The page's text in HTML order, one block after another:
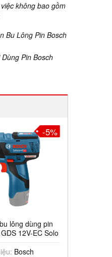
không bao gồm
Bu Lông Pin Bosch
Dùng Pin Bosch
dùng pin
EC Solo
-5%